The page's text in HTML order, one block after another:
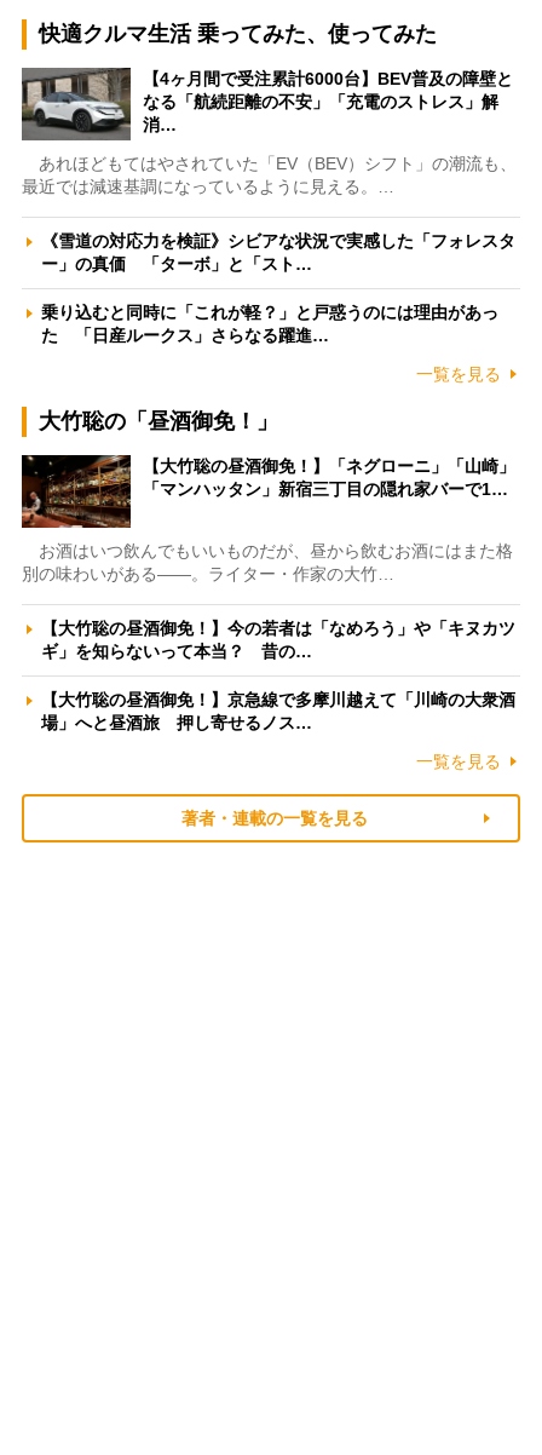
快適クルマ生活 乗ってみた、使ってみた
【4ヶ月間で受注累計6000台】BEV普及の障壁と
なる「航続距離の不安」「充電のストレス」解
消…
あれほどもてはやされていた「EV（BEV）シフト」の潮流も、
最近では減速基調になっているように見える。…
《雪道の対応力を検証》シビアな状況で実感した「フォレスタ
ー」の真価 「ターボ」と「スト…
乗り込むと同時に「これが軽？」と戸惑うのには理由があっ
た 「日産ルークス」さらなる躍進…
一覧を見る
大竹聡の「昼酒御免！」
【大竹聡の昼酒御免！】「ネグローニ」「山崎」
「マンハッタン」新宿三丁目の隠れ家バーで1…
お酒はいつ飲んでもいいものだが、昼から飲むお酒にはまた格
別の味わいがある――。ライター・作家の大竹…
【大竹聡の昼酒御免！】今の若者は「なめろう」や「キヌカツ
ギ」を知らないって本当？ 昔の…
【大竹聡の昼酒御免！】京急線で多摩川越えて「川崎の大衆酒
場」へと昼酒旅 押し寄せるノス…
一覧を見る
著者・連載の一覧を見る